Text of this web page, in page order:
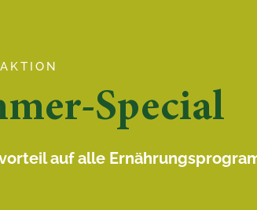
Special
auf alle